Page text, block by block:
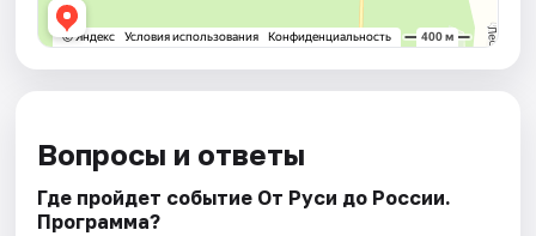
Вопросы и ответы
Где пройдет событие От Руси до России.
Программа?